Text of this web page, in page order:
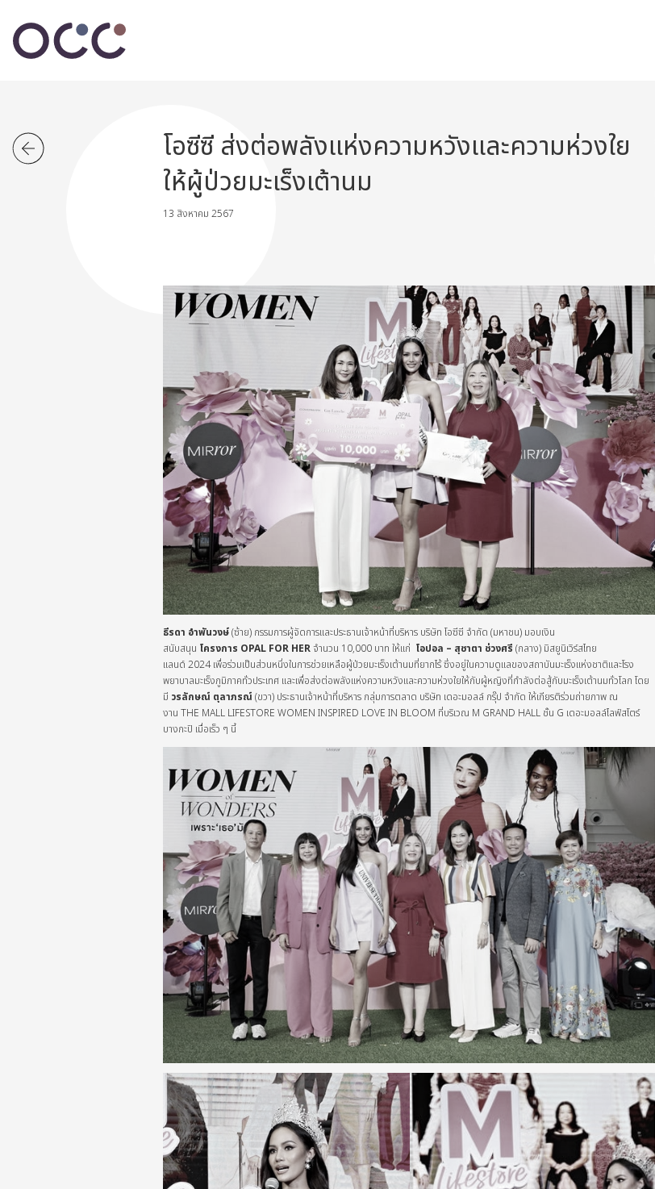
โอซีซี ส่งต่อพลังแห่งความหวังและความห่วงใย
ให้ผู้ป่วยมะเร็งเต้านม
13 สิงหาคม 2567
ธีรดา อำพันวงษ์(ซ้าย) กรรมการผู้จัดการและประธานเจ้าหน้าที่บริหาร บริษัท โอซีซี จำกัด (มหาชน) มอบเงิน
สนับสนุน โครงการ OPAL FOR HERจำนวน 10,000 บาท ให้แก่ โอปอล – สุชาตา ช่วงศรี (กลาง) มิสยูนิเวิร์สไทย
แลนด์ 2024 เพื่อร่วมเป็นส่วนหนึ่งในการช่วยเหลือผู้ป่วยมะเร็งเต้านมที่ยากไร้ ซึ่งอยู่ในความดูแลของสถาบันมะเร็งแห่งชาติและโรง
พยาบาลมะเร็งภูมิภาคทั่วประเทศ และเพื่อส่งต่อพลังแห่งความหวังและความห่วงใยให้กับผู้หญิงที่กำลังต่อสู้กับมะเร็งเต้านมทั่วโลก โดย
มี วรลักษณ์ ตุลาภรณ์ (ขวา) ประธานเจ้าหน้าที่บริหาร กลุ่มการตลาด บริษัท เดอะมอลล์ กรุ๊ป จำกัด ให้เกียรติร่วมถ่ายภาพ ณ
งาน THE MALL LIFESTORE WOMEN INSPIRED LOVE IN BLOOM ที่บริเวณ M GRAND HALL ชั้น G เดอะมอลล์ไลฟ์สโตร์
บางกะปิ เมื่อเร็ว ๆ นี้